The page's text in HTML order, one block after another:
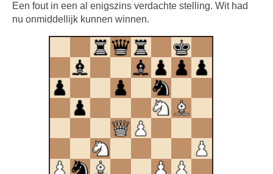
Een fout in een al enigszins verdachte stelling. Wit had
nu onmiddellijk kunnen winnen.